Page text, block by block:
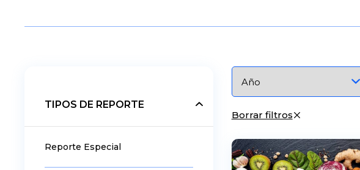
TIPOS DE REPORTE
Reporte Especial
Borrar filtros